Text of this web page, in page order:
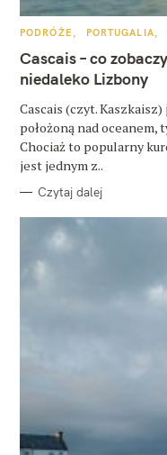
K
T
E
G
O
I
PODRÓŻE PORTUGALIA
Cascais – co
niedaleko Lizbony
Cascais (czyt.
położoną nad oceanem,
Chociaż to popularny
jest jednym z..
Czytaj dalej
k
a
j
: